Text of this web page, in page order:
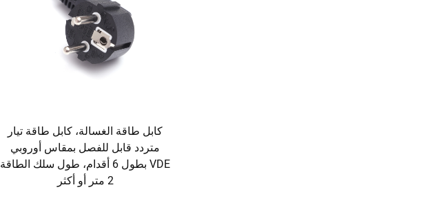
كابل طاقة الغسالة، كابل طاقة تيار
متردد قابل للفصل بمقاس أوروبي
VDE بطول 6 أقدام، طول سلك الطاقة
2 متر أو أكثر